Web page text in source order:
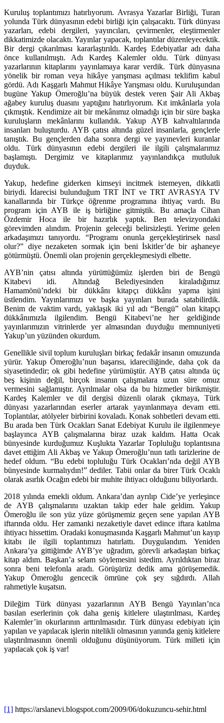
Kuruluş toplantımızı hatırlıyorum. Avrasya Yazarlar Birliği, Turan
yolunda Türk dünyasının edebi birliği için çalışacaktı. Türk dünyası
yazarları, edebi dergileri, yayıncıları, çevirmenler, eleştirmenler
dikkatimizde olacaktı. Yayınlar yapacak, toplantılar düzenleyecektik.
Bir dergi çıkarılması kararlaştırıldı. Kardeş Edebiyatlar adı daha
önce kullanılmıştı. Adı Kardeş Kalemler oldu. Türk dünyası
yazarlarının kitaplarını yayınlamaya karar verdik. Türk dünyasına
yönelik bir roman veya hikâye yarışması açılması teklifim kabul
gördü. Adı Kaşgarlı Mahmut Hikâye Yarışması oldu. Kuruluşundan
bugüne Yakup Ömeroğlu’na büyük destek veren Şair Ali Akbaş
ağabey kuruluş duasını yaptığını hatırlıyorum. Kıt imkânlarla yola
çıkmıştık. Kendimize ait bir mekânımız olmadığı için bir süre başka
kuruluşların mekânlarını kullandık. Yakup AYB kahvaltılarında
insanları buluşturdu. AYB çatısı altında güzel insanlarla, gençlerle
tanıştık. Bu gençlerden daha sonra dergi ve yayınevleri kuranlar
oldu. Türk dünyasının edebi dergileri ile ilgili çalışmalarımız
başlamıştı. Dergimiz ve kitaplarımız yayınlandıkça mutluluk
duyduk.
Yakup, hedefine giderken kimseyi incitmek istemeyen, dikkatli
biriydi. İdarecisi bulunduğum TRT İNT ve TRT AVRASYA TV
kanallarında bir Türkçe öğrenme programına ihtiyaç vardı. Bu
program için AYB ile iş birliğine gitmiştik. Bu amaçla Cihan
Özdemir Hoca ile bir hazırlık yaptık. Ben televizyondaki
görevimden alındım. Projenin geleceği belirsizleşti. Yerime gelen
arkadaşımızı tanıyordu. “Programı onunla gerçekleştirirsek nasıl
olur?” diye nezaketen sormak için beni İskitler’de bir aşhaneye
götürmüştü. Önemli olan projenin gerçekleşmesiydi elbette.
AYB’nin çatısı altında yürüttüğümüz işlerden biri de Bengü
Kitabevi idi. Altındağ Belediyesinden kiraladığımız
Hamamönü’ndeki bir dükkânı kitapçı dükkânı yapma işini
üstlendim. Yayınlarımızı ve başka yayınları burada satabilirdik.
Benim de vaktim vardı, yaklaşık iki yıl adı “Bengü” olan kitapçı
dükkânımızla ilgilendim. Bengü Kitabevi’ne her geldiğinde
yayınlarımızın vitrinlerde yer almasından duyduğu memnuniyeti
Yakup’un yüzünden okurdum.
Genellikle sivil toplum kuruluşları birkaç fedakâr insanın omuzunda
yürür. Yakup Ömeroğlu’nun başarısı, idareciliğinde, daha çok da
siyasetindedir; ok gibi hedefine yürümüştür. AYB çatısı altında üç
beş kişinin değil, birçok insanın çalışmalara uzun süre omuz
vermesini sağlamıştır. Ayrılmalar olsa da bu hizmetler birikmiştir.
Kardeş Kalemler ve dil dergisi düzenli olarak çıkmaya, Türk
dünyası yazarlarından eserler artarak yayınlanmaya devam etti.
Toplantılar, atölyeler birbirini kovaladı. Konak sohbetleri devam etti.
Bu arada ben Türk Ocakları Sanat Edebiyat Kurulu ile ilgilenmeye
başlayınca AYB çalışmalarına biraz uzak kaldım. Hatta Ocak
bünyesinde kurduğumuz Kuşlukta Yazarlar Topluluğu toplantısına
davet ettiğim Ali Akbaş ve Yakup Ömeroğlu’nun tatlı tarizlerine de
hedef oldum. “Bu edebi topluluğu Türk Ocakları’nda değil AYB
bünyesinde kurmalıydın!” dediler. Tabii onlar da birer Türk Ocaklı
olarak asırlık Ocağın edebi bir muhite ihtiyacı olduğunu biliyorlardı.
2018 yılında emekli oldum. Ankara’dan ayrılıp Cide’ye yerleşince
de AYB çalışmalarını uzaktan takip eder hale geldim. Yakup
Ömeroğlu ile son yüz yüze görüşmemiz geçen sene yapılan AYB
iftarında oldu. Her zamanki nezaketiyle davet edince iftara katılma
ihtiyacı hissettim. Oradaki konuşmasında Kaşgarlı Mahmut’un kayıp
kitabı ile ilgili toplantımızı hatırlattı. Duygulandım. Yeniden
Ankara’ya gittiğimde AYB’ye uğradım, görevli arkadaştan birkaç
kitap aldım. Başkan’a selam söylemesini istedim. Ayrıldıktan biraz
sonra beni telefonla aradı. Görüşürüz dedik ama görüşemedik.
Yakup Ömeroğlu gencecik ömrüne çok şey sığdırdı. Allah
rahmetiyle kuşatsın.
Dileğim Türk dünyası yazarlarının AYB Bengü Yayınları’nca
basılan eserlerinin çok daha geniş kitlelere ulaştırılması, Kardeş
Kalemler’in okurlarının arttırılmasıdır. Türk dünyası edebiyatı için
yapılan ve yapılacak işlerin nitelikli olmasının yanında geniş kitlelere
ulaştırılmasının önemli olduğunu düşünüyorum. Türk milleti için
yapılacak çok iş var!
[1] https://arslanevi.blogspot.com/2009/06/dokuzuncu-sehir.html